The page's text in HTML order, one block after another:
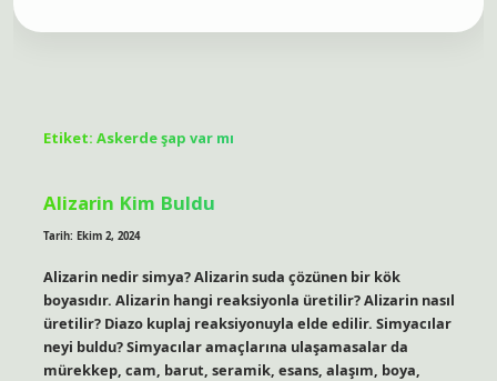
Etiket: Askerde şap var mı
Alizarin Kim Buldu
Tarih: Ekim 2, 2024
Alizarin nedir simya? Alizarin suda çözünen bir kök
boyasıdır. Alizarin hangi reaksiyonla üretilir? Alizarin nasıl
üretilir? Diazo kuplaj reaksiyonuyla elde edilir. Simyacılar
neyi buldu? Simyacılar amaçlarına ulaşamasalar da
mürekkep, cam, barut, seramik, esans, alaşım, boya,